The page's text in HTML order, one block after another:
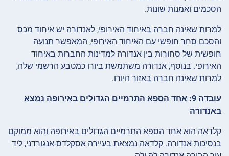
הסכמים ואמנות שונות.
למרות שאינה חברה באיחוד האירופי, לאנדורה יש איחוד מכס
והסכם סחר חופשי עם האיחוד האירופי, המאפשר תנועה
חופשית של סחורות בין אנדורה למדינות החברות באיחוד
האירופי. בנוסף, אנדורה משתמשת ביורו כמטבע הרשמי שלה,
למרות שאינה חברה באזור היורו.
עובדה 9: אחד הספא התרמיים הגדולים באירופה נמצא
באנדורה
קלדאה הוא אחד הספא התרמיים הגדולים באירופה והוא ממוקם
בנסיכות אנדורה. קלדאה נמצאת בעיירה אסקלדס-אנגורדני, ליד